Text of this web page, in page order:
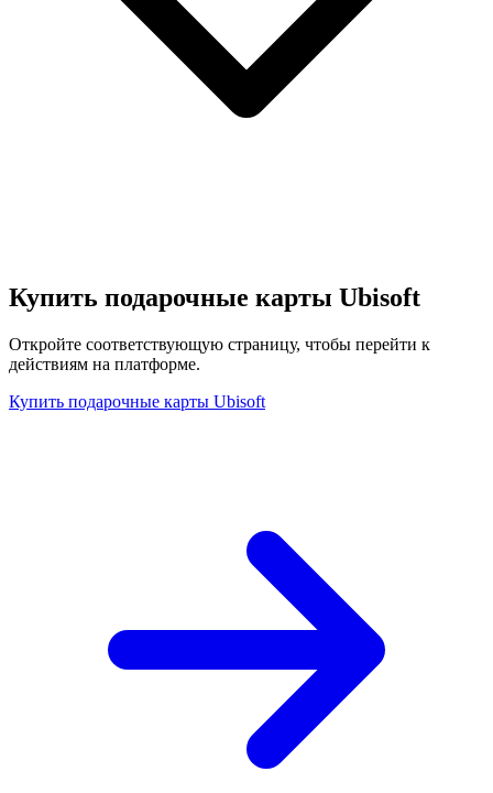
Купить подарочные карты Ubisoft
Откройте соответствующую страницу, чтобы перейти к
действиям на платформе.
Купить подарочные карты Ubisoft